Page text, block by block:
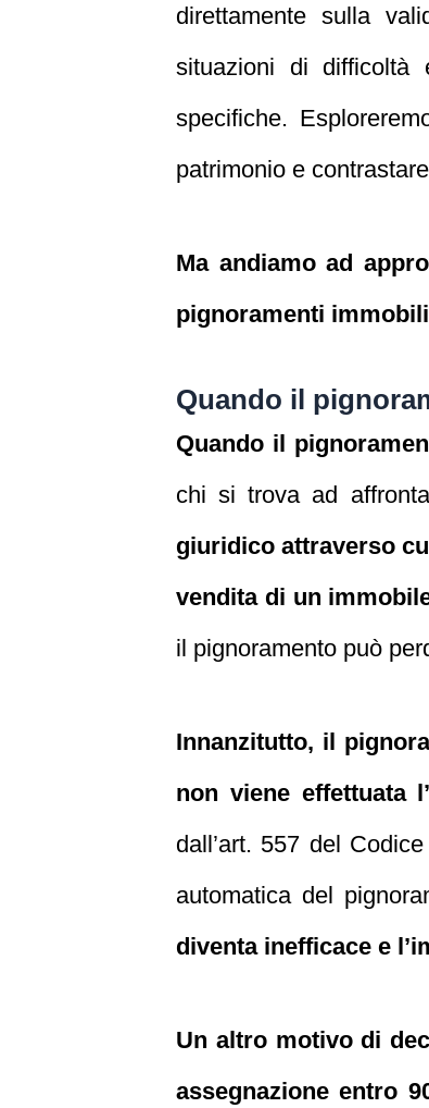
direttamente sulla
situazioni di difficoltà
specifiche.
patrimonio e
Ma andiamo ad
pignoramenti
Quando il
Quando il
chi si trova ad
giuridico attraverso
vendita di un
il pignoramento può
Innanzitutto, il
non viene effettuata
dall’art. 557 del
automatica del
diventa inefficace e
Un altro motivo di
assegnazione entro